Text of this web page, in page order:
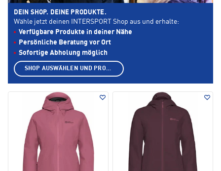
DEIN SHOP. DEINE PRODUKTE.
Wähle jetzt deinen INTERSPORT Shop aus und erhalte:
Verfügbare Produkte in deiner Nähe
Persönliche Beratung vor Ort
Sofortige Abholung möglich
SHOP AUSWÄHLEN UND PRODUKTE ANZEIGEN